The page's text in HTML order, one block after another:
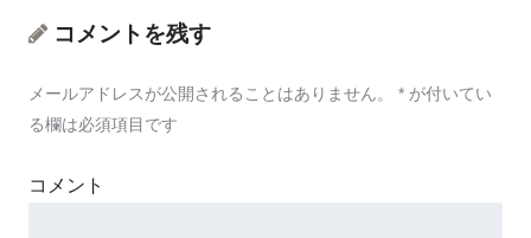
コメントを残す
メールアドレスが公開されることはありません。 * が付いてい
る欄は必須項目です
コメント